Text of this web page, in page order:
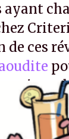
ayant
de ces
n'aura